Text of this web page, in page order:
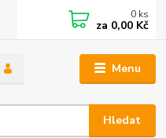
Menu
Hledat
0 ks
za 0,00 Kč